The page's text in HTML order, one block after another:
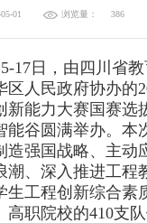
01 浏览量： 386
17日，由四川省
区人民政府协办的
新能力大赛国赛选
能谷圆满举办。本
造强国战略、主动
潮、深入推进工程
工程创新综合素
高职院校的410支